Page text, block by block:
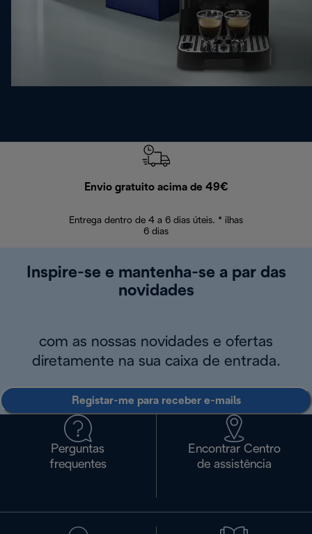
Envio gratuito acima de 49€
Entrega dentro de 4 a 6 dias úteis. * ilhas
6 dias
Inspire-se e mantenha-se a par das
novidades
com as nossas novidades e ofertas
diretamente na sua caixa de entrada.
Registar-me para receber e-mails
Perguntas
frequentes
Encontrar Centro
de assistência